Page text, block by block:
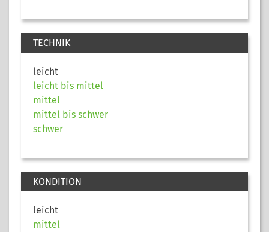
TECHNIK
leicht
leicht bis mittel
mittel
mittel bis schwer
schwer
KONDITION
leicht
mittel